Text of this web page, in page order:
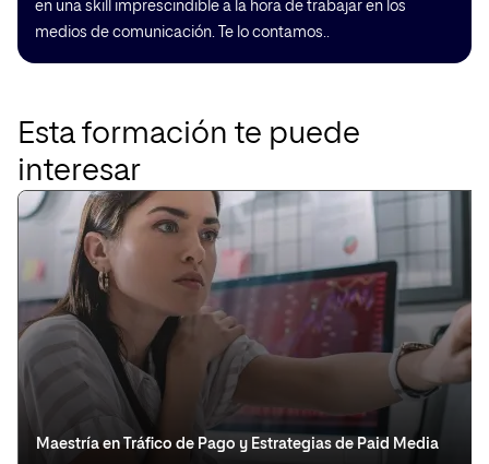
en una skill imprescindible a la hora de trabajar en los
medios de comunicación. Te lo contamos..
Esta formación te puede
interesar
Maestría en Tráfico de Pago y Estrategias de Paid Media